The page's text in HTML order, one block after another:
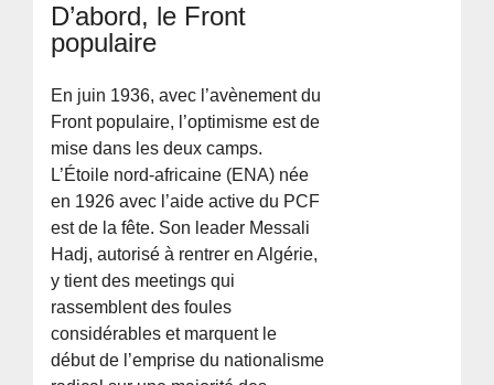
D’abord, le Front
populaire
En juin 1936, avec l’avènement du
Front populaire, l’optimisme est de
mise dans les deux camps.
L’Étoile nord-africaine (ENA) née
en 1926 avec l’aide active du PCF
est de la fête. Son leader Messali
Hadj, autorisé à rentrer en Algérie,
y tient des meetings qui
rassemblent des foules
considérables et marquent le
début de l’emprise du nationalisme